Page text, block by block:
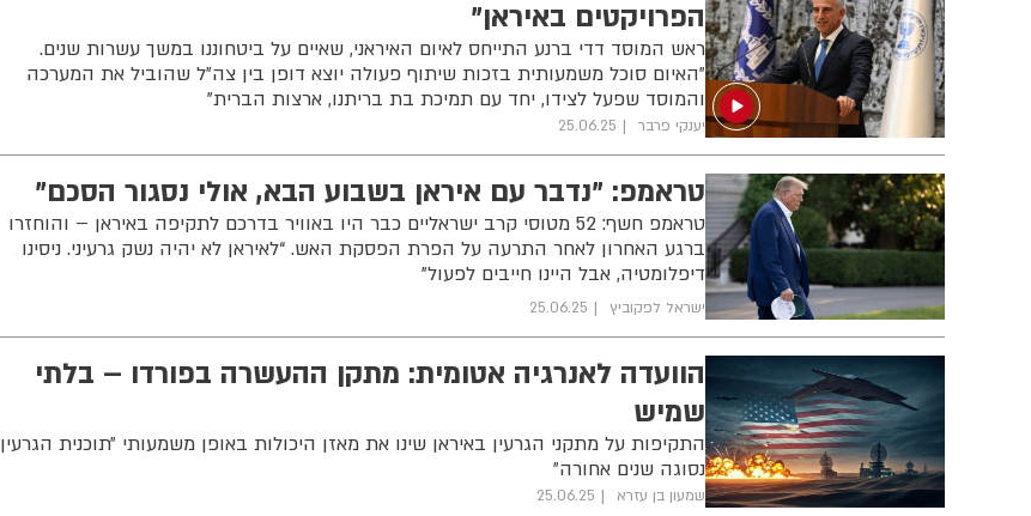
ובמשרד ראש הממשלה, ואינו
מתכוון לפרט ביחס לפורומים
הביטחוניים שבהם הוא משתתף.״
הפרויקטים באיראן"
ראש המוסד דדי ברנע התייחס לאיום האיראני, שאיים על ביטחוננו במשך עשרות שנים.
"האיום סוכל משמעותית בזכות שיתוף פעולה יוצא דופן בין צה״ל שהוביל את המערכה
והמוסד שפעל לצידו, יחד עם תמיכת בת בריתנו, ארצות הברית"
יענקי פרבר 25.06.25
טראמפ: "נדבר עם איראן בשבוע הבא, אולי נסגור הסכם"
טראמפ חשף: 52 מטוסי קרב ישראליים כבר היו באוויר בדרכם לתקיפה באיראן – והוחזרו
ברגע האחרון לאחר התרעה על הפרת הפסקת האש. “לאיראן לא יהיה נשק גרעיני. ניסינו
דיפלומטיה, אבל היינו חייבים לפעול”
ישראל לפקוביץ 25.06.25
הוועדה לאנרגיה אטומית: מתקן ההעשרה בפורדו – בלתי
שמיש
התקיפות על מתקני הגרעין באיראן שינו את מאזן היכולות באופן משמעותי ״תוכנית הגרעין
נסוגה שנים אחורה״
שמעון בן עזרא 25.06.25